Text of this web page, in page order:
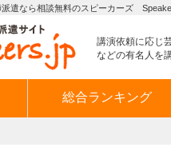
派遣なら相談無料のスピーカーズ
講演依頼に応じ
などの有名人を
総合ランキング